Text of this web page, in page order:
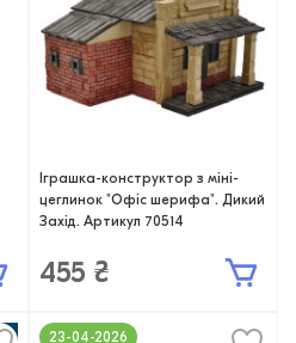
Іграшка-конструктор з міні-
цеглинок "Офіс шерифа". Дикий
Захід. Артикул 70514
455 ₴
23-04-2026